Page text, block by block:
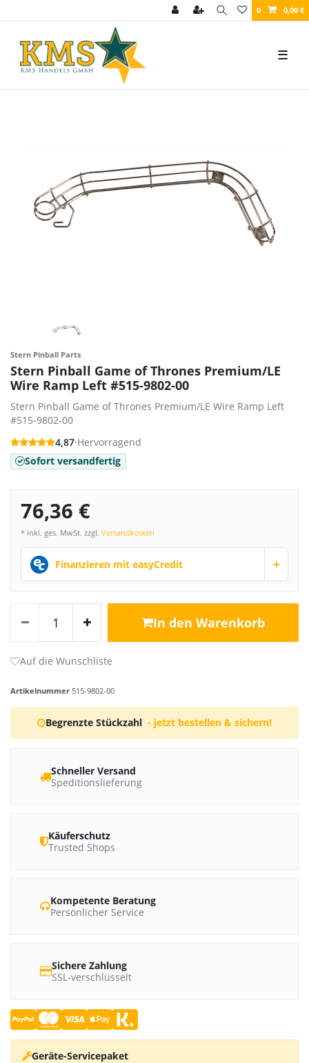
0 0,00 €
☰
Stern Pinball Parts
Stern Pinball Game of Thrones Premium/LE
Wire Ramp Left #515-9802-00
Stern Pinball Game of Thrones Premium/LE Wire Ramp Left
#515-9802-00
4,87·Hervorragend
Sofort versandfertig
76,36 €
* inkl. ges. MwSt. zzgl. Versandkosten
Finanzieren mit easyCredit +
In den Warenkorb
Artikelnummer 515-9802-00
Begrenzte Stückzahl - jetzt bestellen & sichern!
Schneller Versand
Speditionslieferung
Käuferschutz
Trusted Shops
Kompetente Beratung
Persönlicher Service
Sichere Zahlung
SSL-verschlüsselt
Geräte-Servicepaket